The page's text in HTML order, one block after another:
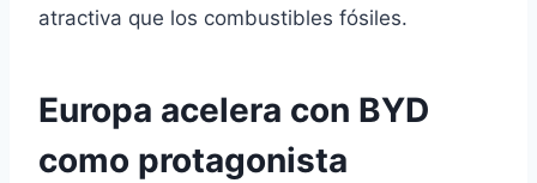
atractiva que los combustibles fósiles.
Europa acelera con BYD
como protagonista